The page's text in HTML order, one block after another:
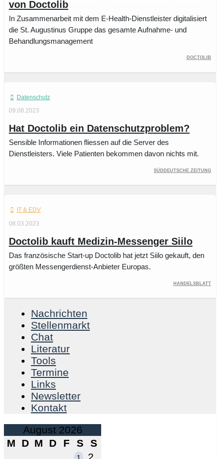
von Doctolib
In Zusammenarbeit mit dem E-Health-Dienstleister digitalisiert
die St. Augustinus Gruppe das gesamte Aufnahme- und
Behandlungsmanagement
Doctolib
Datenschutz
09.08.2023
Hat Doctolib ein Datenschutzproblem?
Sensible Informationen fliessen auf die Server des
Dienstleisters. Viele Patienten bekommen davon nichts mit.
Süddeutsche Zeitung
IT & EDV
08.03.2023
Doctolib kauft Medizin-Messenger Siilo
Das französische Start-up Doctolib hat jetzt Siilo gekauft, den
größten Messengerdienst-Anbieter Europas.
Handelsblatt
Nachrichten
Stellenmarkt
Chat
Literatur
Tools
Termine
Links
Newsletter
Kontakt
August 2026
M
D M D F S S